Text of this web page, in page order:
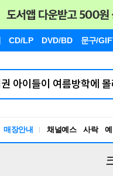
CD/LP DVD/BD 문구/
매장안내 채널예스 사락